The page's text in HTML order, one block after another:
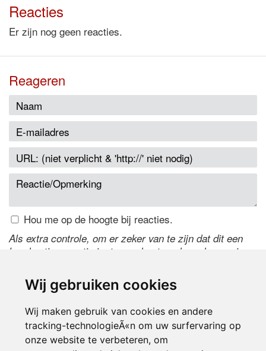
Wij gebruiken cookies
Wij maken gebruik van cookies en andere
tracking-technologieÃ«n om uw surfervaring op
onze website te verbeteren, om
Reacties
Er zijn nog geen reacties.
Reageren
Hou me op de hoogte bij reacties.
Als extra controle, om er zeker van te zijn dat dit een
handmatige reactie is, typ onderstaande code over in
de code te wijzigen.